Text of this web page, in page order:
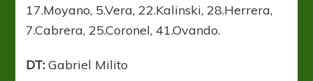
17.Moyano, 5.Vera, 22.Kalinski, 28.Herrera,
7.Cabrera, 25.Coronel, 41.Ovando.
DT: Gabriel Milito